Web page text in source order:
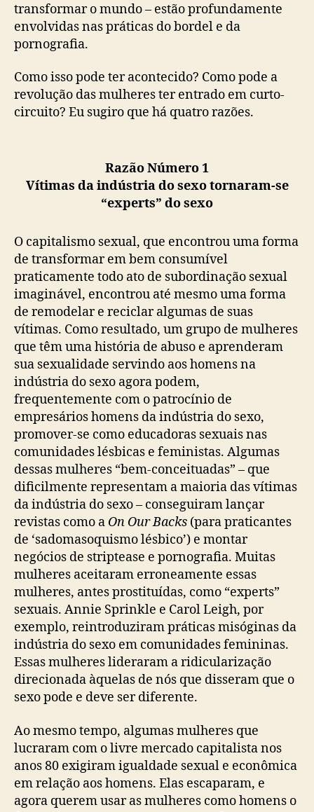
transformar o mundo – estão profundamente
envolvidas nas práticas do bordel e da
pornografia.
Como isso pode ter acontecido? Como pode a
revolução das mulheres ter entrado em curto-
circuito? Eu sugiro que há quatro razões.
Razão Número 1
Vítimas da indústria do sexo tornaram-se
“experts” do sexo
O capitalismo sexual, que encontrou uma forma
de transformar em bem consumível
praticamente todo ato de subordinação sexual
imaginável, encontrou até mesmo uma forma
de remodelar e reciclar algumas de suas
vítimas. Como resultado, um grupo de mulheres
que têm uma história de abuso e aprenderam
sua sexualidade servindo aos homens na
indústria do sexo agora podem,
frequentemente com o patrocínio de
empresários homens da indústria do sexo,
promover-se como educadoras sexuais nas
comunidades lésbicas e feministas. Algumas
dessas mulheres “bem-conceituadas” – que
dificilmente representam a maioria das vítimas
da indústria do sexo – conseguiram lançar
revistas como a On Our Backs (para praticantes
de ‘sadomasoquismo lésbico’) e montar
negócios de striptease e pornografia. Muitas
mulheres aceitaram erroneamente essas
mulheres, antes prostituídas, como “experts”
sexuais. Annie Sprinkle e Carol Leigh, por
exemplo, reintroduziram práticas misóginas da
indústria do sexo em comunidades femininas.
Essas mulheres lideraram a ridicularização
direcionada àquelas de nós que disseram que o
sexo pode e deve ser diferente.
Ao mesmo tempo, algumas mulheres que
lucraram com o livre mercado capitalista nos
anos 80 exigiram igualdade sexual e econômica
em relação aos homens. Elas escaparam, e
agora querem usar as mulheres como homens o